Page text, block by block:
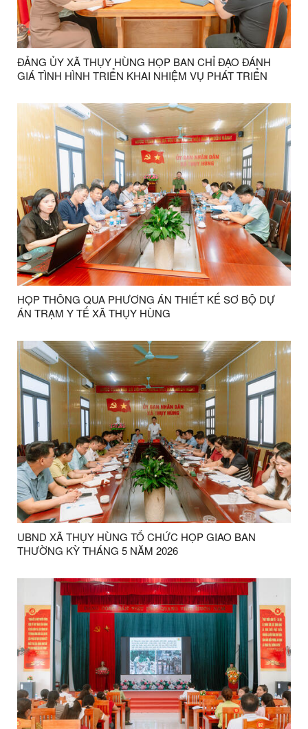
ĐẢNG ỦY XÃ THỤY HÙNG HỌP BAN CHỈ ĐẠO ĐÁNH
GIÁ TÌNH HÌNH TRIỂN KHAI NHIỆM VỤ PHÁT TRIỂN
HỌP THÔNG QUA PHƯƠNG ÁN THIẾT KẾ SƠ BỘ DỰ
ÁN TRẠM Y TẾ XÃ THỤY HÙNG
UBND XÃ THỤY HÙNG TỔ CHỨC HỌP GIAO BAN
THƯỜNG KỲ THÁNG 5 NĂM 2026